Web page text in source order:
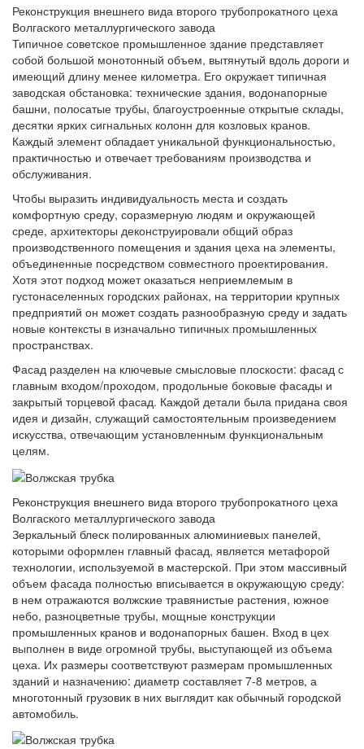
Реконструкция внешнего вида второго трубопрокатного цеха
Волгаского металлургического завода
Типичное советское промышленное здание представляет
собой большой монотонный объем, вытянутый вдоль дороги и
имеющий длину менее километра. Его окружает типичная
заводская обстановка: технические здания, водонапорные
башни, полосатые трубы, благоустроенные открытые склады,
десятки ярких сигнальных колонн для козловых кранов.
Каждый элемент обладает уникальной функциональностью,
практичностью и отвечает требованиям производства и
обслуживания.
Чтобы выразить индивидуальность места и создать
комфортную среду, соразмерную людям и окружающей
среде, архитекторы деконструировали общий образ
производственного помещения и здания цеха на элементы,
объединенные посредством совместного проектирования.
Хотя этот подход может оказаться неприемлемым в
густонаселенных городских районах, на территории крупных
предприятий он может создать разнообразную среду и задать
новые контексты в изначально типичных промышленных
пространствах.
Фасад разделен на ключевые смысловые плоскости: фасад с
главным входом/проходом, продольные боковые фасады и
закрытый торцевой фасад. Каждой детали была придана своя
идея и дизайн, служащий самостоятельным произведением
искусства, отвечающим установленным функциональным
целям.
Реконструкция внешнего вида второго трубопрокатного цеха
Волгаского металлургического завода
Зеркальный блеск полированных алюминиевых панелей,
которыми оформлен главный фасад, является метафорой
технологии, используемой в мастерской. При этом массивный
объем фасада полностью вписывается в окружающую среду:
в нем отражаются волжские травянистые растения, южное
небо, разноцветные трубы, мощные конструкции
промышленных кранов и водонапорных башен. Вход в цех
выполнен в виде огромной трубы, выступающей из объема
цеха. Их размеры соответствуют размерам промышленных
зданий и назначению: диаметр составляет 7-8 метров, а
многотонный грузовик в них выглядит как обычный городской
автомобиль.